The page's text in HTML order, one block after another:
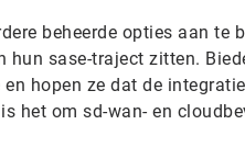
beheerde opties aan te
sase-traject zitten.
hopen ze dat de
het om sd-wan- en